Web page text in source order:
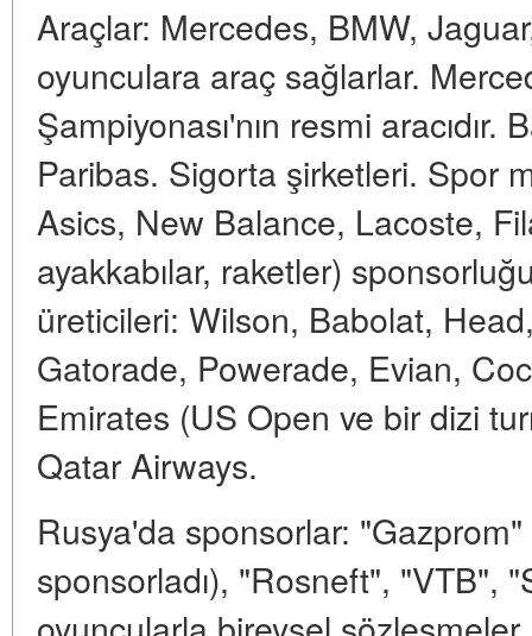
Araçlar: Mercedes, BMW,
oyunculara araç sağlarlar.
Şampiyonası'nın resmi
Paribas. Sigorta şirketleri. Spor
Asics, New Balance, Lacoste,
ayakkabılar, raketler)
üreticileri: Wilson, Babolat,
Gatorade, Powerade, Evian,
Emirates (US Open ve bir dizi
Qatar Airways.
Rusya'da sponsorlar: "Gazprom"
sponsorladı), "Rosneft", "VTB",